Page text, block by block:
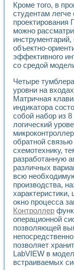
Стенд
Из
Кроме того, в
студентам
можно
объектно-
эффективного
со средой
Четыре
уровни на
Матричная
индикатора
собой набор из
логический
обратной
схемотехнику,
разработанную
различных
всю
производства,
характеристики,
окно процесса
Контроллер
операционной
позволяющей
позволяет
LabVIEW в
встраиваемых